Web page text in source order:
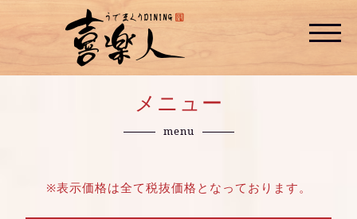
メニュー
menu
※表示価格は全て税抜価格となっております。